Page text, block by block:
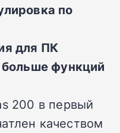
по
для ПК
больше функций
200 в первый
качеством